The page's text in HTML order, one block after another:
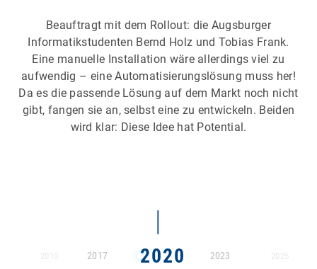
Beauftragt mit dem Rollout: die Augsburger
Informatikstudenten Bernd Holz und Tobias Frank.
Eine manuelle Installation wäre allerdings viel zu
aufwendig – eine Automatisierungslösung muss her!
Da es die passende Lösung auf dem Markt noch nicht
gibt, fangen sie an, selbst eine zu entwickeln. Beiden
wird klar: Diese Idee hat Potential.
2017 2020 2023